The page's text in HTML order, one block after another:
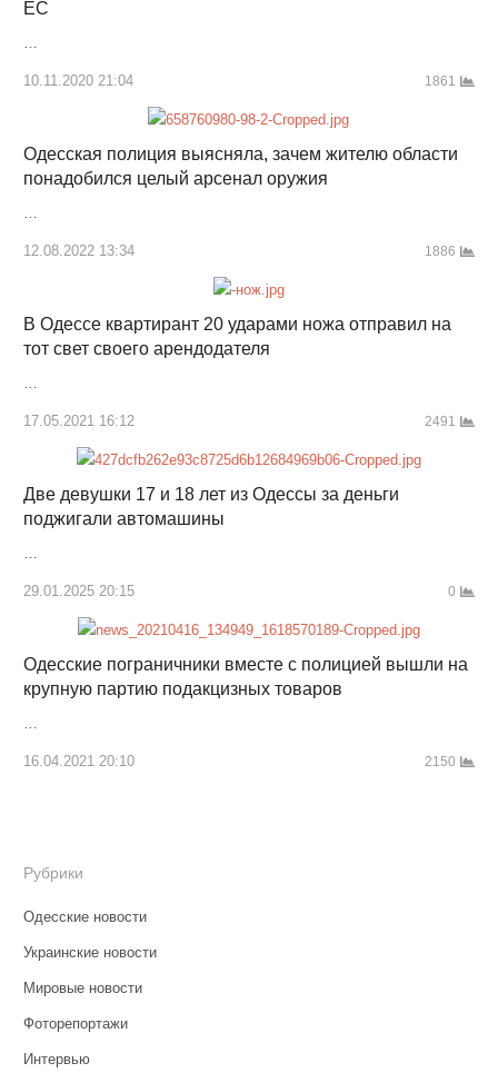
ЕС
…
10.11.2020 21:04 1861
Одесская полиция выясняла, зачем жителю области
понадобился целый арсенал оружия
…
12.08.2022 13:34 1886
В Одессе квартирант 20 ударами ножа отправил на
тот свет своего арендодателя
…
17.05.2021 16:12 2491
Две девушки 17 и 18 лет из Одессы за деньги
поджигали автомашины
29.01.2025 20:15 0
Одесские пограничники вместе с полицией вышли на
крупную партию подакцизных товаров
16.04.2021 20:10 2150
Рубрики
Одесские новости
Украинские новости
Мировые новости
Фоторепортажи
Интервью